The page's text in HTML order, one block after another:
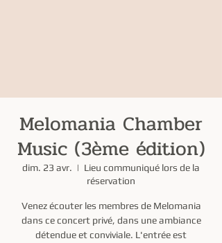
Melomania Chamber
Music (3ème édition)
dim. 23 avr.
  |
Lieu communiqué lors de la
réservation
Venez écouter les membres de Melomania
dans ce concert privé, dans une ambiance
détendue et conviviale. L'entrée est